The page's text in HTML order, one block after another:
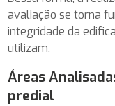
avaliação se torna
integridade da
utilizam.
Áreas
predial